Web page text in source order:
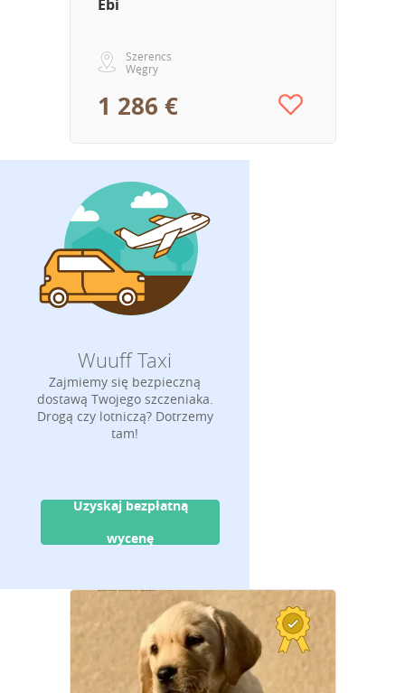
Ebi
Szerencs
Węgry
1 286 €
Wuuff Taxi
Zajmiemy się bezpieczną
dostawą Twojego szczeniaka.
Drogą czy lotniczą? Dotrzemy
tam!
Uzyskaj bezpłatną
wycenę